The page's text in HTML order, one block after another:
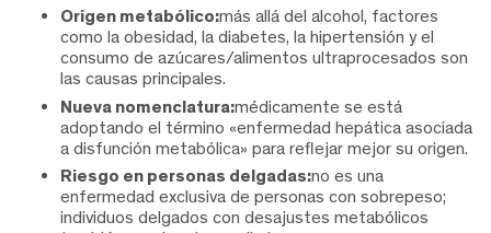
Origen metabólico:más allá del alcohol, factores
como la obesidad, la diabetes, la hipertensión y el
consumo de azúcares/alimentos ultraprocesados son
las causas principales.
Nueva nomenclatura:médicamente se está
adoptando el término «enfermedad hepática asociada
a disfunción metabólica» para reflejar mejor su origen.
Riesgo en personas delgadas:no es una
enfermedad exclusiva de personas con sobrepeso;
individuos delgados con desajustes metabólicos